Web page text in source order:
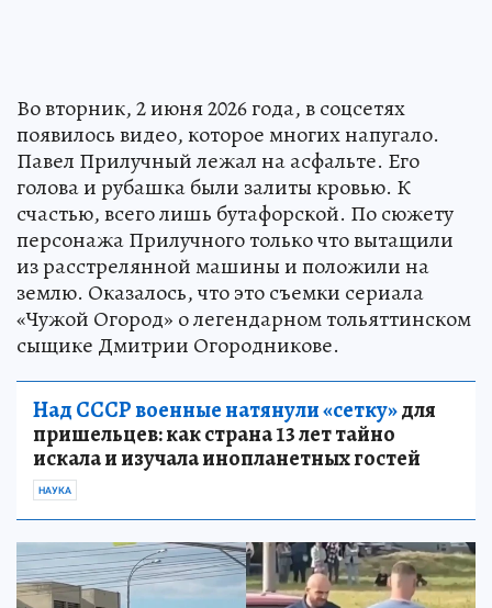
Во вторник, 2 июня 2026 года, в соцсетях
появилось видео, которое многих напугало.
Павел Прилучный лежал на асфальте. Его
голова и рубашка были залиты кровью. К
счастью, всего лишь бутафорской. По сюжету
персонажа Прилучного только что вытащили
из расстрелянной машины и положили на
землю. Оказалось, что это съемки сериала
«Чужой Огород» о легендарном тольяттинском
сыщике Дмитрии Огородникове.
Над СССР военные натянули «сетку»для
пришельцев: как страна 13 лет тайно
искала и изучала инопланетных гостей
НАУКА